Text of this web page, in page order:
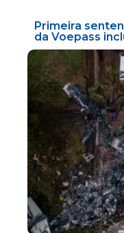
Primeira
da Voepass